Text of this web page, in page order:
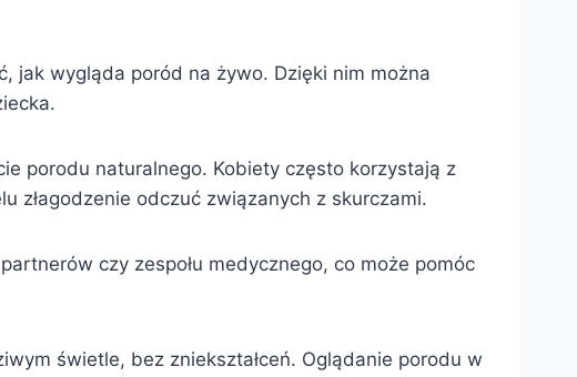
jak wygląda poród na żywo. Dzięki nim można
porodu naturalnego. Kobiety często korzystają z
złagodzenie odczuć związanych z skurczami.
czy zespołu medycznego, co może pomóc
świetle, bez zniekształceń. Oglądanie porodu w